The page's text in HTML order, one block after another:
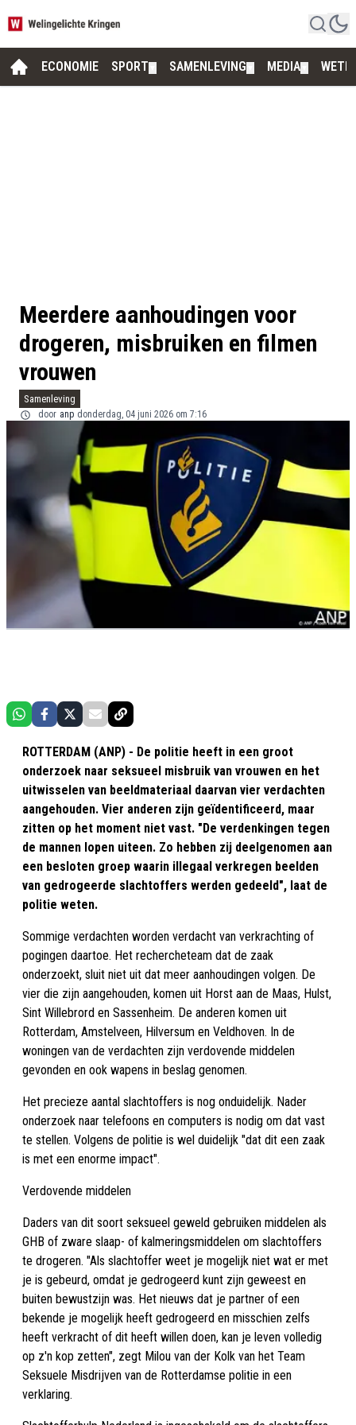
ECONOMIE SPORT SAMENLEVING MEDIA
Meerdere aanhoudingen voor
drogeren, misbruiken en filmen
vrouwen
Samenleving
door anp donderdag, 04 juni 2026 om 7:16
ROTTERDAM (ANP) - De politie heeft in een groot
onderzoek naar seksueel misbruik van vrouwen en het
uitwisselen van beeldmateriaal daarvan vier verdachten
aangehouden. Vier anderen zijn geïdentificeerd, maar
zitten op het moment niet vast. "De verdenkingen tegen
de mannen lopen uiteen. Zo hebben zij deelgenomen aan
een besloten groep waarin illegaal verkregen beelden
van gedrogeerde slachtoffers werden gedeeld", laat de
politie weten.
Sommige verdachten worden verdacht van verkrachting of
pogingen daartoe. Het rechercheteam dat de zaak
onderzoekt, sluit niet uit dat meer aanhoudingen volgen. De
vier die zijn aangehouden, komen uit Horst aan de Maas, Hulst,
Sint Willebrord en Sassenheim. De anderen komen uit
Rotterdam, Amstelveen, Hilversum en Veldhoven. In de
woningen van de verdachten zijn verdovende middelen
gevonden en ook wapens in beslag genomen.
Het precieze aantal slachtoffers is nog onduidelijk. Nader
onderzoek naar telefoons en computers is nodig om dat vast
te stellen. Volgens de politie is wel duidelijk "dat dit een zaak
is met een enorme impact".
Verdovende middelen
Daders van dit soort seksueel geweld gebruiken middelen als
GHB of zware slaap- of kalmeringsmiddelen om slachtoffers
te drogeren. "Als slachtoffer weet je mogelijk niet wat er met
je is gebeurd, omdat je gedrogeerd kunt zijn geweest en
buiten bewustzijn was. Het nieuws dat je partner of een
bekende je mogelijk heeft gedrogeerd en misschien zelfs
heeft verkracht of dit heeft willen doen, kan je leven volledig
op z'n kop zetten", zegt Milou van der Kolk van het Team
Seksuele Misdrijven van de Rotterdamse politie in een
verklaring.